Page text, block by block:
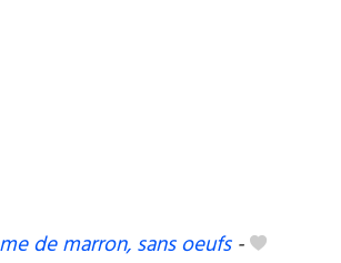
de marron, sans oeufs-